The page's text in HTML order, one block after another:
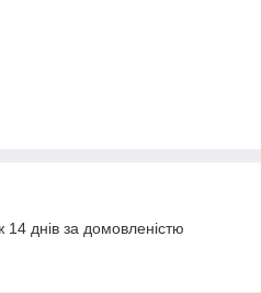
днів за домовленістю